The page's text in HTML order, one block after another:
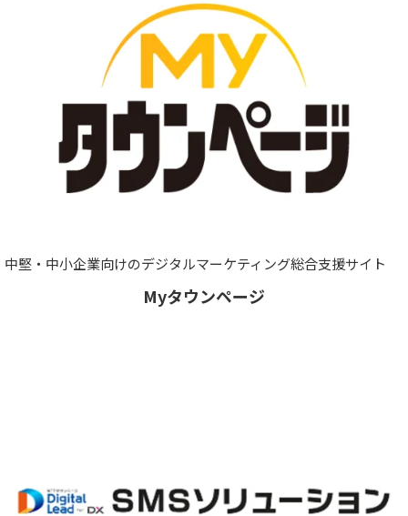
Myタウンページ
中堅・中小企業向けのデジタルマーケティング総合支援サイト